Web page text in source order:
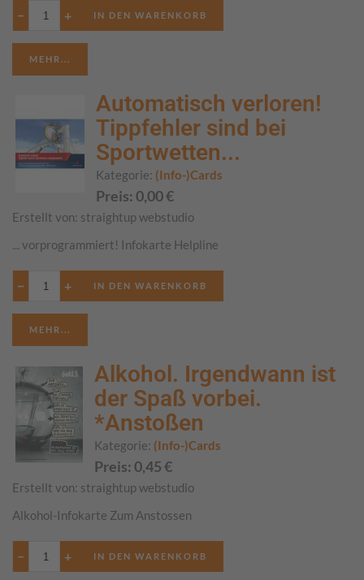
− +
MEHR...
Automatisch verloren!
Tippfehler sind bei
Sportwetten...
Kategorie: (Info-)Cards
Preis: 0,00€
Erstellt von: straightup webstudio
... vorprogrammiert! Infokarte Helpline
− +
MEHR...
Alkohol. Irgendwann ist
der Spaß vorbei.
*Anstoßen
Kategorie: (Info-)Cards
Preis: 0,45€
Erstellt von: straightup webstudio
Alkohol-Infokarte Zum Anstossen
− +